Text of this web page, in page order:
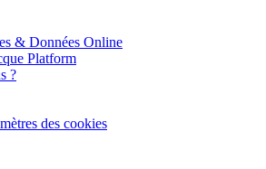
& Données Online
Platform
?
des cookies